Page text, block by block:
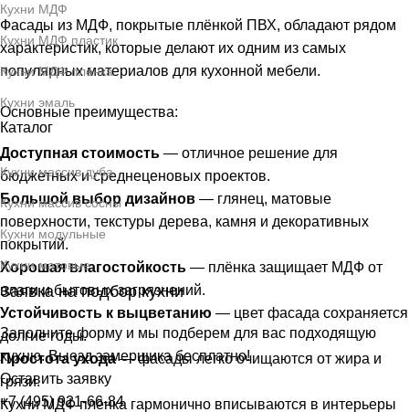
Фасады из МДФ, покрытые плёнкой ПВХ, обладают рядом
характеристик, которые делают их одним из самых
популярных материалов для кухонной мебели.
Основные преимущества:
Доступная стоимость — отличное решение для
бюджетных и среднеценовых проектов.
Большой выбор дизайнов — глянец, матовые
поверхности, текстуры дерева, камня и декоративных
покрытий.
Хорошая влагостойкость — плёнка защищает МДФ от
влаги и бытовых загрязнений.
Устойчивость к выцветанию — цвет фасада сохраняется
долгие годы.
Простота ухода— фасады легко очищаются от жира и
грязи.
Кухни МДФ плёнка гармонично вписываются в интерьеры
Кухни МДФ
Кухни МДФ пластик
Кухни МДФ плёнка
Кухни эмаль
Каталог
Кухни массив дуба
Кухни массив сосны
Кухни модульные
Кухни матовые
Заявка на подбор кухни
Заполните форму и мы подберем для вас подходящую
хухню. Выезд замерщика бесплатно!
Оставить заявку
+7 (495) 921-66-84